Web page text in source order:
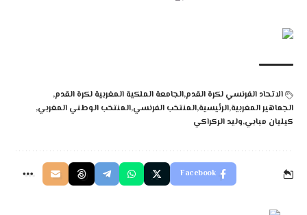
الاتحاد الفرنسي لكرة القدمالجامعة الملكية المغربية لكرة القدم
الجماهير المغربيةالرئيسيةالمنتخب الفرنسيالمنتخب الوطني المغربي
كيليان مبابيوليد الركراكي
Facebook